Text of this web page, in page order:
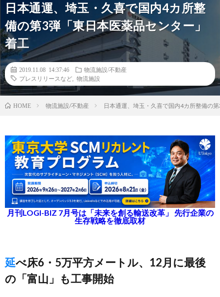
日本通運、埼玉・久喜で国内4カ所整
備の第3弾「東日本医薬品センター」
着工
2019.11.08 14:37:46
物流施設/不動産
プレスリリースなど
物流施設
HOME 物流施設/不動産 日本通運、埼玉・久喜で国内4カ所整備の
月刊LOGI-BIZ 7月号は「未来を創る輸送改革」 先行企業の
生存戦略を徹底取材
延べ床6・5万平方メートル、12月に最後
の「富山」も工事開始